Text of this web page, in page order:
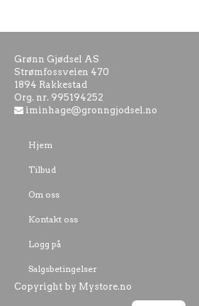
Grønn Gjødsel AS
Strømfossveien 470
1894 Rakkestad
Org. nr. 995194252
iminhage@gronngjodsel.no
Hjem
Tilbud
Om oss
Kontakt oss
Logg på
Salgsbetingelser
Copyright by Mystore.no